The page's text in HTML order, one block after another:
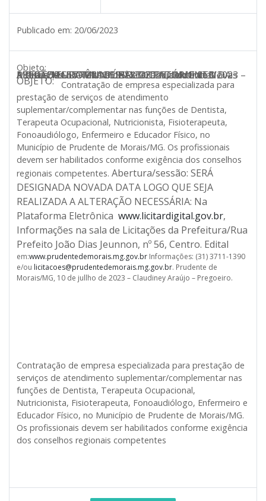
Publicado em: 20/06/2023
Objeto:
A PREFEITURA MUNICIPAL DE Prudente de Morais/MGTORNA PÚBLICO O ADIAMENTO DA ABERTURA DO PROCESSO LICITATÓRIO 063/2023 – PREGÃO ELETRÔNICO Nº 13/2023, Motivo: Novas Alterações no Termo de Referência do Edital -
OBJETO: Contratação de empresa especializada para
prestação de serviços de atendimento
suplementar/complementar nas funções de Dentista,
Terapeuta Ocupacional, Nutricionista, Fisioterapeuta,
Fonoaudiólogo, Enfermeiro e Educador Físico, no
Município de Prudente de Morais/MG. Os profissionais
devem ser habilitados conforme exigência dos conselhos
regionais competentes. Abertura/sessão: SERÁ
DESIGNADA NOVADA DATA LOGO QUE SEJA
REALIZADA A ALTERAÇÃO NECESSÁRIA: Na
Plataforma Eletrônica www.licitardigital.gov.br,
Informações na sala de Licitações da Prefeitura/Rua
Prefeito João Dias Jeunnon, nº 56, Centro. Edital
em:www.prudentedemorais.mg.gov.br Informações: (31) 3711-1390
e/ou licitacoes@prudentedemorais.mg.gov.br. Prudente de
Morais/MG, 10 de jullho de 2023 – Claudiney Araújo – Pregoeiro.
Contratação de empresa especializada para prestação de
serviços de atendimento suplementar/complementar nas
funções de Dentista, Terapeuta Ocupacional,
Nutricionista, Fisioterapeuta, Fonoaudiólogo, Enfermeiro e
Educador Físico, no Município de Prudente de Morais/MG.
Os profissionais devem ser habilitados conforme exigência
dos conselhos regionais competentes